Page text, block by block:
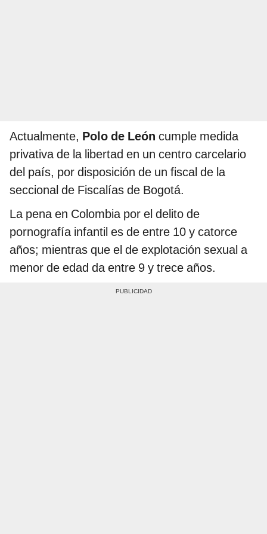
Actualmente, Polo de León cumple medida
privativa de la libertad en un centro carcelario
del país, por disposición de un fiscal de la
seccional de Fiscalías de Bogotá.
La pena en Colombia por el delito de
pornografía infantil es de entre 10 y catorce
años; mientras que el de explotación sexual a
menor de edad da entre 9 y trece años.